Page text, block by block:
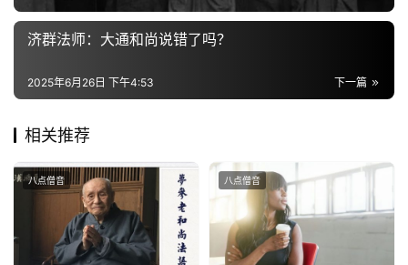
视
频
纪
录
佛
教
济群法师：大通和尚说错了吗？
下一篇
2025年6月26日 下午4:53
相关推荐
八点僧音 八点僧音